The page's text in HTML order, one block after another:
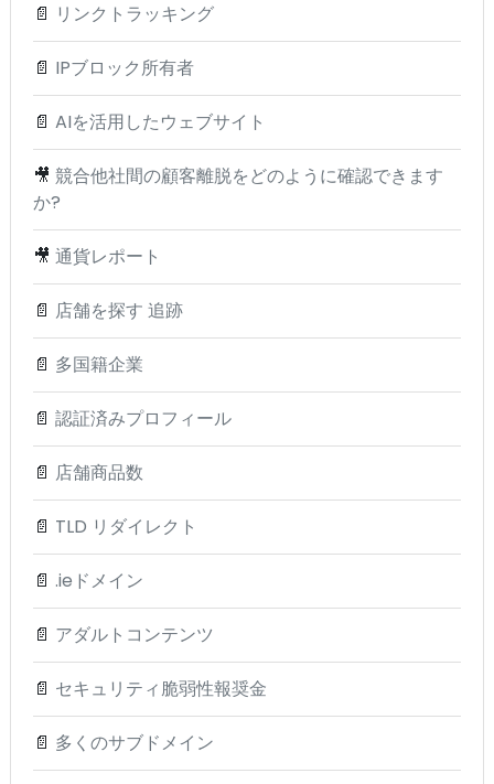
📄 リンクトラッキング
📄 IPブロック所有者
📄 AIを活用したウェブサイト
🎥 競合他社間の顧客離脱をどのように確認できます
か?
🎥 通貨レポート
📄 店舗を探す 追跡
📄 多国籍企業
📄 認証済みプロフィール
📄 店舗商品数
📄 TLD リダイレクト
📄 .ieドメイン
📄 アダルトコンテンツ
📄 セキュリティ脆弱性報奨金
📄 多くのサブドメイン